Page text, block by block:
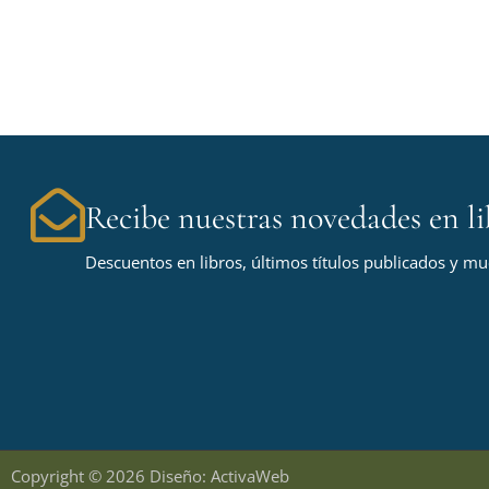
Recibe nuestras novedades en
Descuentos en libros, últimos títulos publicados y
Copyright © 2026 Diseño: ActivaWeb